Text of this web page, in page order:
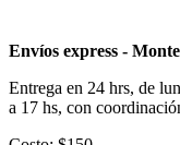
Envíos express -
Entrega en 24 hrs, de
a 17 hs, con